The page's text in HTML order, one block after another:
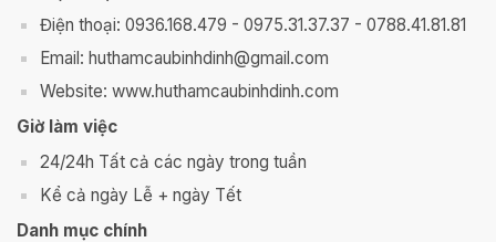
Điện thoại: 0936.168.479 - 0975.31.37.37 - 0788.41.81.81
Email: huthamcaubinhdinh@gmail.com
Website: www.huthamcaubinhdinh.com
Giờ làm việc
24/24h Tất cả các ngày trong tuần
Kể cả ngày Lễ + ngày Tết
Danh mục chính